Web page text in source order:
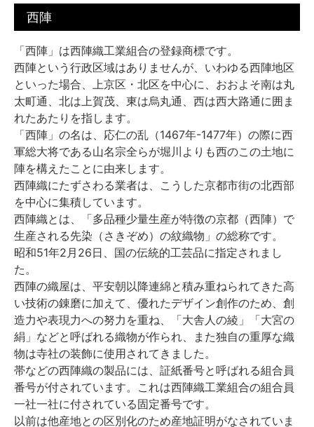
西陣
「西陣」は西陣織工業組合の登録商標です。
西陣という行政区域はありませんが、いわゆる西陣地区
といった場合、上京区・北区を中心に、おおよそ南は丸
太町通、北は上賀茂、東は烏丸通、西は西大路通に囲ま
れたあたりを指します。
「西陣」の名は、応仁の乱（1467年-1477年）の際に西
軍総大将である山名宗全らが堀川よりも西のこの土地に
陣を構えたことに由来します。
西陣織にたずさわる業者は、こうした京都市街の北西部
を中心に集積しています。
西陣織とは、「多品種少量生産が特徴の京都（西陣）で
生産される先染（さきぞめ）の紋織物」の総称です。
昭和51年2月26日、国の伝統的工芸品に指定されまし
た。
西陣の織屋は、平安朝以降連綿と積み重ねられてきた高
い技術の錬磨に加えて、優れたデザイン創作のため、創
造力や表現力への努力を重ね、「大舎人の綾」「大宮の
絹」などと呼ばれる織物が作られ、また独自の重厚な織
物は寺社の装飾に使用されてきました。
帯などの西陣織の製品には、証紙番号と呼ばれる組合員
番号が付されています。これは西陣織工業組合の組合員
一社一社に付されている固定番号です。
以前は他産地との区別化のため産地証明がなされていま